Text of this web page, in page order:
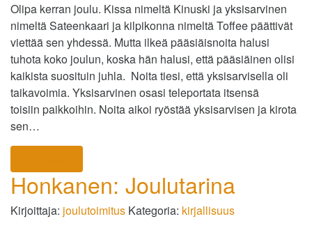
Olipa kerran joulu. Kissa nimeltä Kinuski ja yksisarvinen
nimeltä Sateenkaari ja kilpikonna nimeltä Toffee päättivät
viettää sen yhdessä. Mutta ilkeä pääsiäisnoita halusi
tuhota koko joulun, koska hän halusi, että pääsiäinen olisi
kaikista suosituin juhla. Noita tiesi, että yksisarvisella oli
taikavoimia. Yksisarvinen osasi teleportata itsensä
toisiin paikkoihin. Noita aikoi ryöstää yksisarvisen ja kirota
sen…
Honkanen: Joulutarina
Kirjoittaja: joulutoimitus Kategoria: kirjallisuus